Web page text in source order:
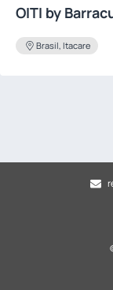
OITI by
Brasil, Itacare